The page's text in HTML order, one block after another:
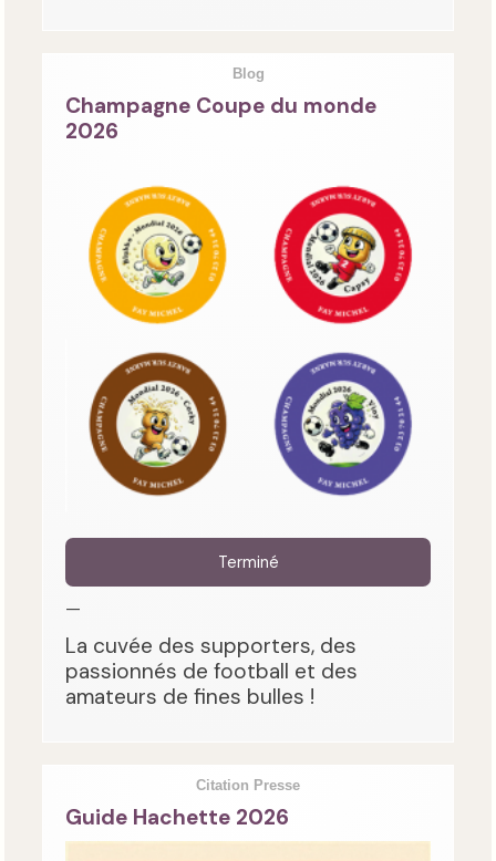
Blog
Champagne Coupe du monde
2026
Terminé
—
La cuvée des supporters, des
passionnés de football et des
amateurs de fines bulles !
Citation Presse
Guide Hachette 2026